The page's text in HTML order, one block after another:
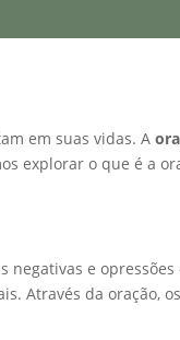
em suas vidas. A
explorar o que é a
e
Através da oração,